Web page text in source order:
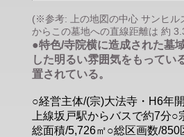
(※参考: 上の地図の中心 サンヒル
からこの墓地への直線距離は 約
●特色/寺院横に造成された墓
した明るい雰囲気をもってい
置されている。
○経営主体/(宗)大法寺・H6年
上線坂戸駅からバスで約7分
総面積/5,726㎡○総区画数/850